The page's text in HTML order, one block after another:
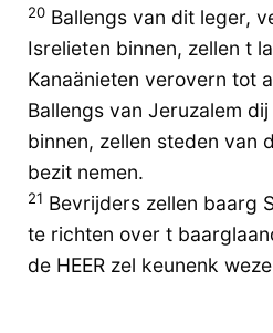
20 Ballengs van dit leger,
Isrelieten binnen, zellen t
Kanaänieten verovern tot
Ballengs van Jeruzalem
binnen, zellen steden van
bezit nemen.
21 Bevrijders zellen baarg
te richten over t
de HEER zel keunenk